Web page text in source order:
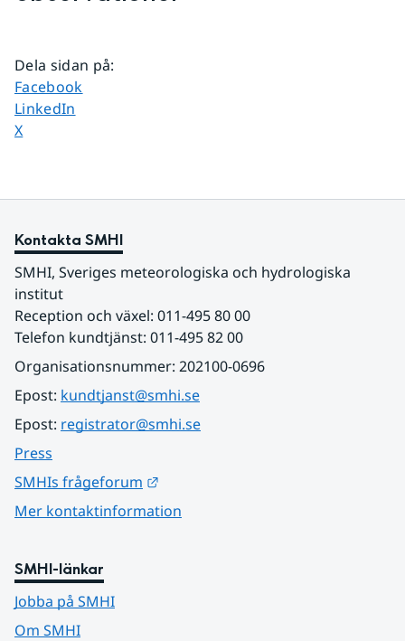
Dela sidan på:
Dela sidan på
Facebook
Dela sidan på
LinkedIn
Dela sidan på
X
Kontakta SMHI
SMHI, Sveriges meteorologiska och hydrologiska
institut
Reception och växel: 011-495 80 00
Telefon kundtjänst: 011-495 82 00
Organisationsnummer: 202100-0696
Epost: kundtjanst@smhi.se
Epost: registrator@smhi.se
Press
SMHIs frågeforum
Mer kontaktinformation
SMHI-länkar
Jobba på SMHI
Om SMHI